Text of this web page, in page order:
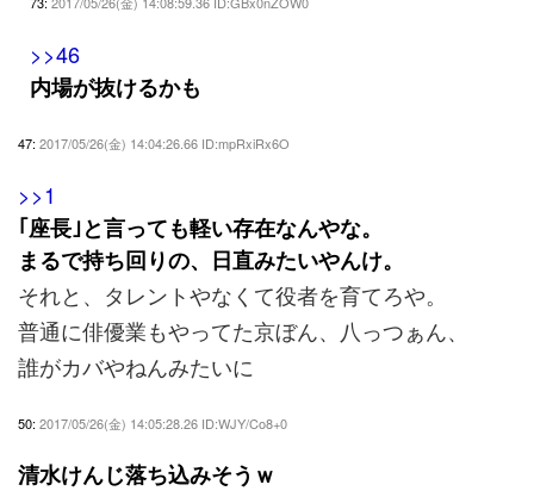
>>46
内場が抜けるかも
47: 2017/05/26(金) 14:04:26.66 ID:mpRxiRx6O
>>1
｢座長｣と言っても軽い存在なんやな。
まるで持ち回りの、日直みたいやんけ。
それと、タレントやなくて役者を育てろや。
普通に俳優業もやってた京ぼん、八っつぁん、
誰がカバやねんみたいに
50: 2017/05/26(金) 14:05:28.26 ID:WJY/Co8+0
清水けんじ落ち込みそうｗ